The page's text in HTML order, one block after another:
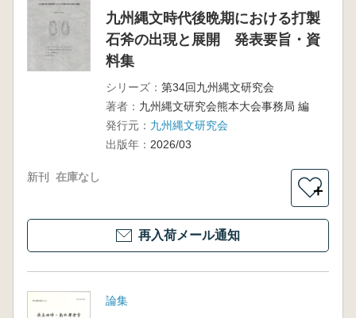
九州縄文時代後晩期における打製
石斧の出現と展開 発表要旨・資
料集
シリーズ： 第34回九州縄文研究会
著者： 九州縄文研究会熊本大会事務局 編
発行元： 九州縄文研究会
出版年： 2026/03
新刊 在庫なし
＋
再入荷メール通知
論集